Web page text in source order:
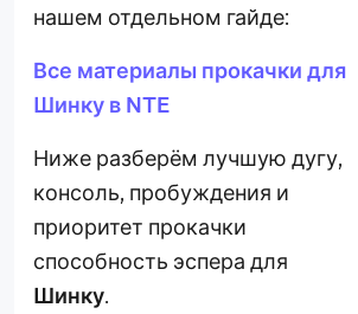
нашем отдельном гайде:
Все материалы прокачки для
Шинку в NTE
Ниже разберём лучшую дугу,
консоль, пробуждения и
приоритет прокачки
способность эспера для
Шинку.